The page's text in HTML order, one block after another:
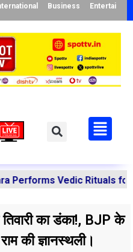
Business
Vedic Rituals for the
का डंका!, BJP के
की ज्ञानस्थली।